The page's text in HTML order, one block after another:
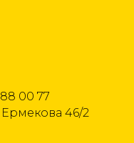
00 77
Ермекова 46/2